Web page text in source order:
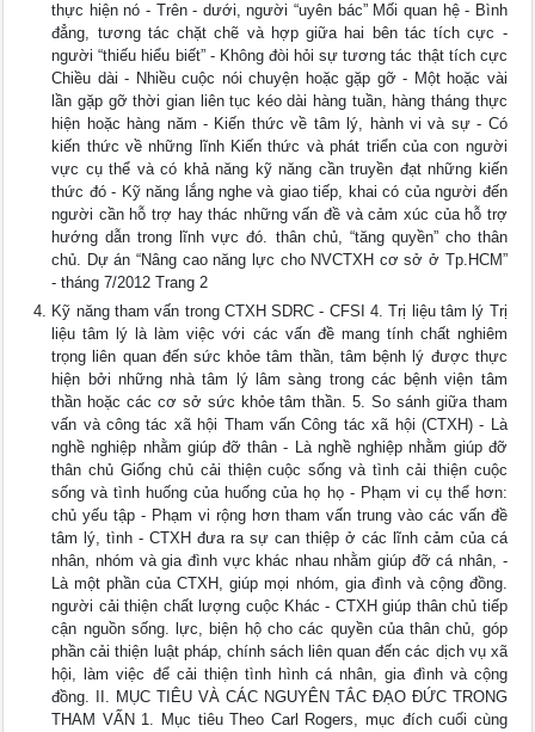
thực hiện nó - Trên - dưới, người “uyên bác” Mối quan hệ - Bình
đẳng, tương tác chặt chẽ và hợp giữa hai bên tác tích cực -
người “thiếu hiểu biết” - Không đòi hỏi sự tương tác thật tích cực
Chiều dài - Nhiều cuộc nói chuyện hoặc gặp gỡ - Một hoặc vài
lần gặp gỡ thời gian liên tục kéo dài hàng tuần, hàng tháng thực
hiện hoặc hàng năm - Kiến thức về tâm lý, hành vi và sự - Có
kiến thức về những lĩnh Kiến thức và phát triển của con người
vực cụ thể và có khả năng kỹ năng cần truyền đạt những kiến
thức đó - Kỹ năng lắng nghe và giao tiếp, khai có của người đến
người cần hỗ trợ hay thác những vấn đề và cảm xúc của hỗ trợ
hướng dẫn trong lĩnh vực đó. thân chủ, “tăng quyền” cho thân
chủ. Dự án “Nâng cao năng lực cho NVCTXH cơ sở ở Tp.HCM”
- tháng 7/2012 Trang 2
Kỹ năng tham vấn trong CTXH SDRC - CFSI 4. Trị liệu tâm lý Trị
liệu tâm lý là làm việc với các vấn đề mang tính chất nghiêm
trọng liên quan đến sức khỏe tâm thần, tâm bệnh lý được thực
hiện bởi những nhà tâm lý lâm sàng trong các bệnh viện tâm
thần hoặc các cơ sở sức khỏe tâm thần. 5. So sánh giữa tham
vấn và công tác xã hội Tham vấn Công tác xã hội (CTXH) - Là
nghề nghiệp nhằm giúp đỡ thân - Là nghề nghiệp nhằm giúp đỡ
thân chủ Giống chủ cải thiện cuộc sống và tình cải thiện cuộc
sống và tình huống của huống của họ họ - Phạm vi cụ thể hơn:
chủ yếu tập - Phạm vi rộng hơn tham vấn trung vào các vấn đề
tâm lý, tình - CTXH đưa ra sự can thiệp ở các lĩnh cảm của cá
nhân, nhóm và gia đình vực khác nhau nhằm giúp đỡ cá nhân, -
Là một phần của CTXH, giúp mọi nhóm, gia đình và cộng đồng.
người cải thiện chất lượng cuộc Khác - CTXH giúp thân chủ tiếp
cận nguồn sống. lực, biện hộ cho các quyền của thân chủ, góp
phần cải thiện luật pháp, chính sách liên quan đến các dịch vụ xã
hội, làm việc để cải thiện tình hình cá nhân, gia đình và cộng
đồng. II. MỤC TIÊU VÀ CÁC NGUYÊN TẮC ĐẠO ĐỨC TRONG
THAM VẤN 1. Mục tiêu Theo Carl Rogers, mục đích cuối cùng